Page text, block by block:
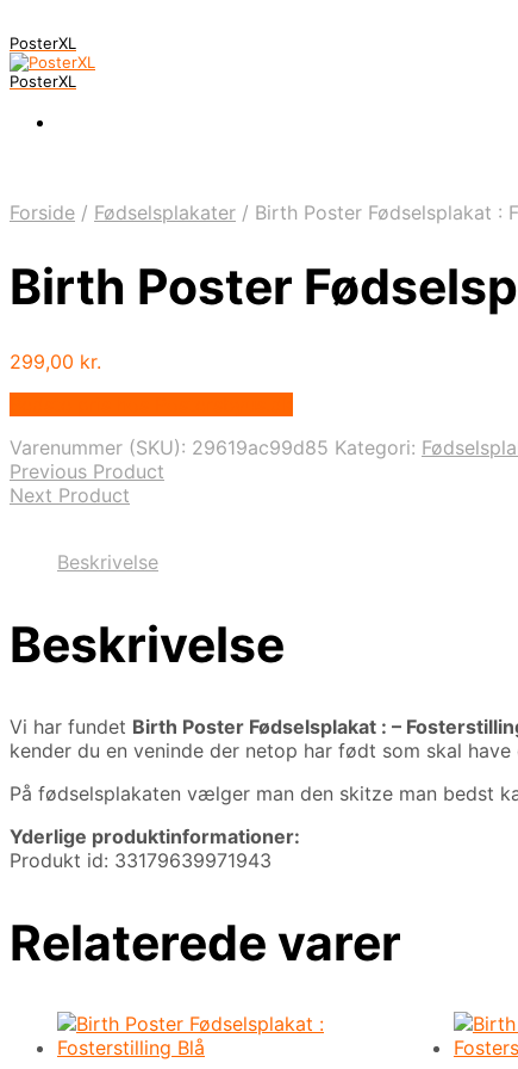
PosterXL
PosterXL
Forside / Fødselsplakater / Birth Poster Fødselsplakat :
Birth Poster
299,00 kr.
Varenummer (SKU): 29619ac99d85 Kategori:
Previous Product
Next Product
Beskrivelse
Beskrivelse
Vi har fundet Birth Poster Fødselsplakat : –
kender du en veninde der netop har født som skal
På fødselsplakaten vælger man den skitze man bedst
Yderlige produktinformationer:
Produkt id: 33179639971943
Relaterede varer